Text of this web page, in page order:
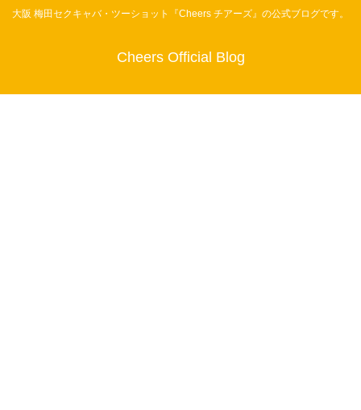
大阪 梅田セクキャバ・ツーショット『Cheers チアーズ』の公式ブログです。
Cheers Official Blog